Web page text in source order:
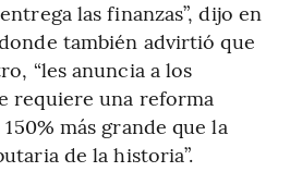
las finanzas”, dijo en
también advirtió que
“les anuncia a los
requiere una reforma
más grande que la
de la historia”.